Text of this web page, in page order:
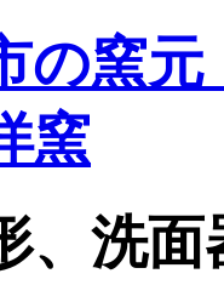
の窯
窯
、洗